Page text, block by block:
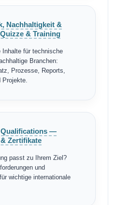
Nachhaltigkeit &
& Training
Inhalte für technische
Branchen:
Prozesse, Reports,
Projekte.
—
Zertifikate
passt zu Ihrem Ziel?
und
wichtige internationale